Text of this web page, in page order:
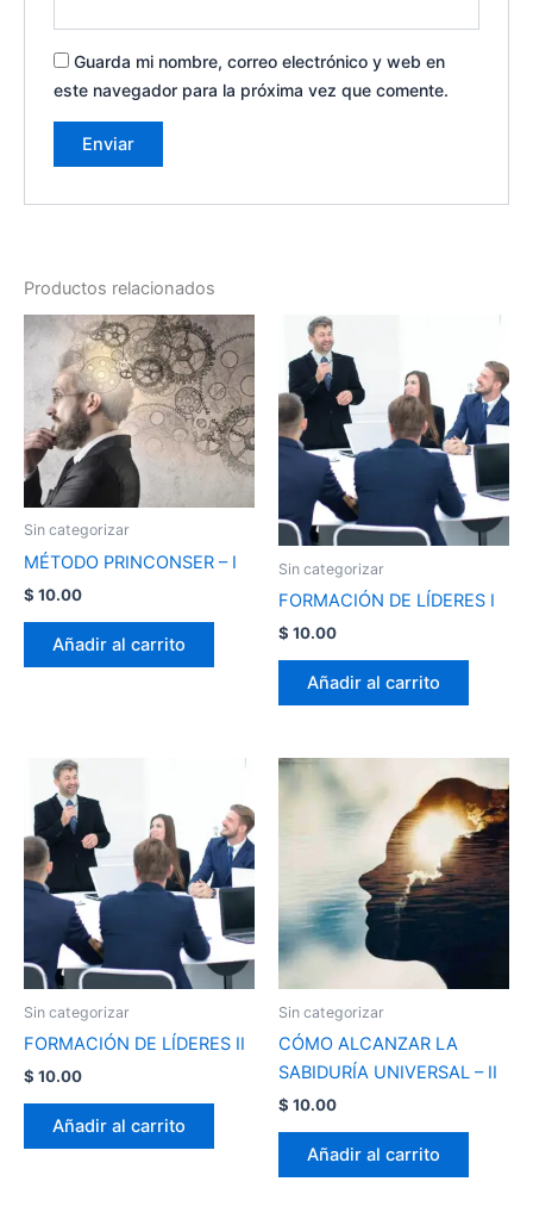
Guarda mi nombre, correo electrónico y web en
este navegador para la próxima vez que comente.
Productos relacionados
Sin categorizar
MÉTODO PRINCONSER – I
$ 10.00
Añadir al carrito
Sin categorizar
FORMACIÓN DE LÍDERES I
$ 10.00
Añadir al carrito
Sin categorizar
FORMACIÓN DE LÍDERES II
$ 10.00
Añadir al carrito
Sin categorizar
CÓMO ALCANZAR LA
SABIDURÍA UNIVERSAL – II
$ 10.00
Añadir al carrito